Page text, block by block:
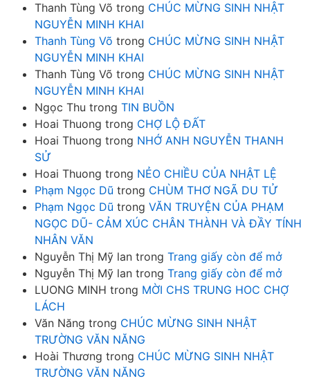
Thanh Tùng Võ trong CHÚC MỪNG SINH NHẬT
NGUYỄN MINH KHAI
Thanh Tùng Võ trong CHÚC MỪNG SINH NHẬT
NGUYỄN MINH KHAI
Thanh Tùng Võ trong CHÚC MỪNG SINH NHẬT
NGUYỄN MINH KHAI
Ngọc Thu trong TIN BUỒN
Hoai Thuong trong CHỢ LỘ ĐẤT
Hoai Thuong trong NHỚ ANH NGUYỄN THANH
SỬ
Hoai Thuong trong NẺO CHIỀU CỦA NHẬT LỆ
Phạm Ngọc Dũ trong CHÙM THƠ NGÃ DU TỬ
Phạm Ngọc Dũ trong VĂN TRUYỆN CỦA PHẠM
NGỌC DŨ- CẢM XÚC CHÂN THÀNH VÀ ĐẦY TÍNH
NHÂN VĂN
Nguyễn Thị Mỹ lan trong Trang giấy còn để mở
Nguyễn Thị Mỹ lan trong Trang giấy còn để mở
LUONG MINH trong MỜI CHS TRUNG HOC CHỢ
LÁCH
Văn Năng trong CHÚC MỪNG SINH NHẬT
TRƯỜNG VĂN NĂNG
Hoài Thương trong CHÚC MỪNG SINH NHẬT
TRƯỜNG VĂN NĂNG